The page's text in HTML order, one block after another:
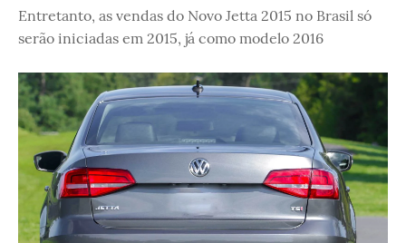
Entretanto, as vendas do Novo Jetta 2015 no Brasil só
serão iniciadas em 2015, já como modelo 2016